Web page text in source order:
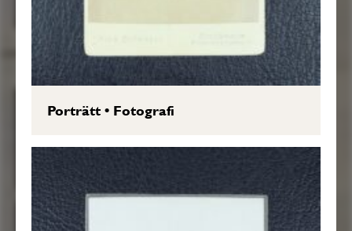
Porträtt• Fotografi